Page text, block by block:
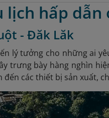
hấp dẫn
- Đăk Lăk
lý tưởng cho những ai
trưng bày hàng nghìn
các thiết bị sản xuất,